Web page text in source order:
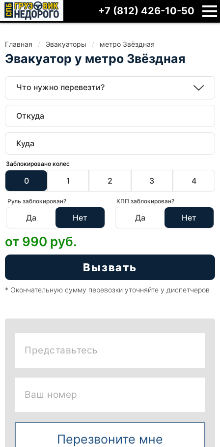
+7 (812) 426-10-50
Главная Эвакуаторы метро Звёздная
Эвакуатор у метро Звёздная
Что нужно перевезти?
Заблокировано колес
0 1 2 3 4
Руль заблокирован?
Да Нет
КПП заблокирован?
Да Нет
Вызвать
от 990 руб.
* Окончательную сумму перевозки уточняйте у диспетчеров
Представьтесь
Ваш номер
Перезвоните мне